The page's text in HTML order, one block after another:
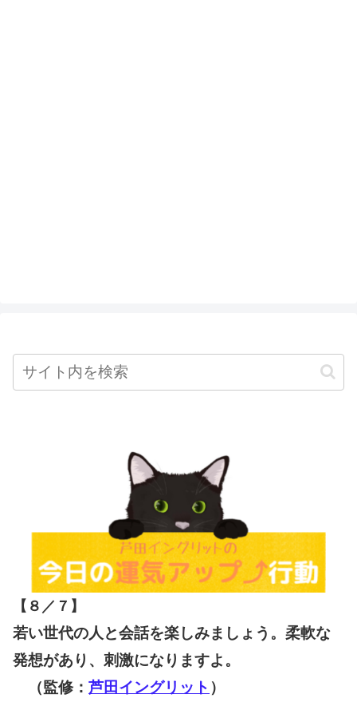
【８／７ 】
若い世代の人と会話を楽しみましょう。柔軟な
発想があり、刺激になりますよ。
（監修： 芦田イングリット ）